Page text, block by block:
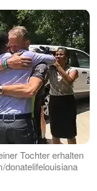
Tochter erhalten
donatelifelouisiana